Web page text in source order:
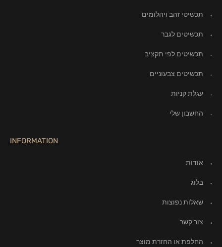
תכשיטי זהב ויהלומים
תכשיטים לגבר
תכשיטים לפי תקציב
תכשיטים צבעוניים
עגלת קניות
החשבון שלי
INFORMATION
אודות
בלוג
שאלות נפוצות
צור קשר
החלפת או החזרת מוצר